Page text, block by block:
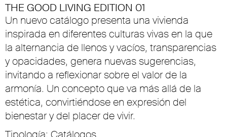
THE GOOD LIVING EDITION 01
Un nuevo catálogo presenta una vivienda
inspirada en diferentes culturas vivas en la que
la alternancia de llenos y vacíos, transparencias
y opacidades, genera nuevas sugerencias,
invitando a reflexionar sobre el valor de la
armonía. Un concepto que va más allá de la
estética, convirtiéndose en expresión del
bienestar y del placer de vivir.